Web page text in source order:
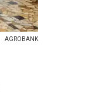
AGROBANK